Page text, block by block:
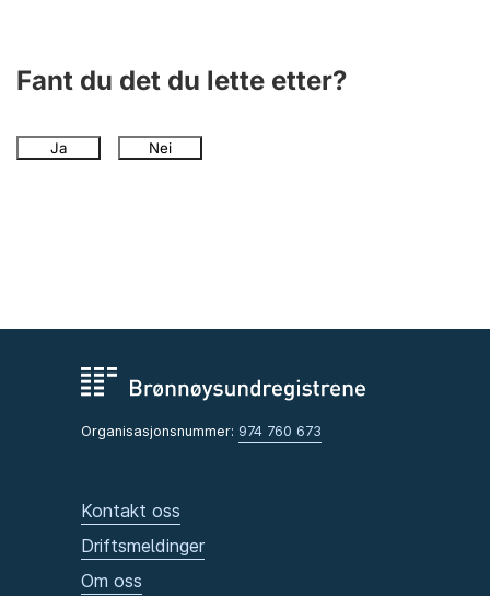
Fant du det du lette etter?
Ja Nei
Organisasjonsnummer: 974 760 673
Kontakt oss
Driftsmeldinger
Om oss